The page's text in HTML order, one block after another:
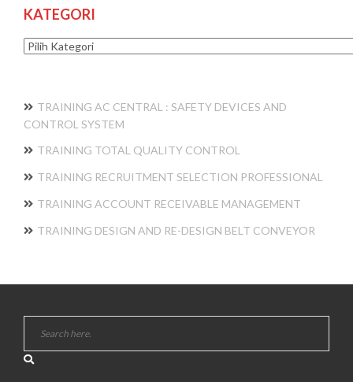
KATEGORI
Kategori
TRAINING AC CENTRAL : SAFETY DEVICES AND
CONTROL SYSTEM
TRAINING TOTAL QUALITY CONTROL
TRAINING RECRUITMENT SELECTION PROFESSIONAL
TRAINING ACCOUNT RECEIVABLE MANAGEMENT
TRAINING DESIGN AND RE-DESIGN BELT CONVEYOR